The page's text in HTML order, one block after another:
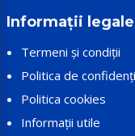
Informații legale
Termeni și condiții
Politica de
Politica cookies
Informații utile